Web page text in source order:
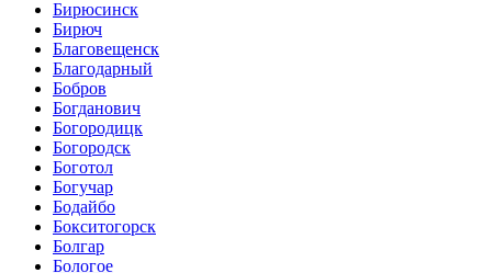
Бирюсинск
Бирюч
Благовещенск
Благодарный
Бобров
Богданович
Богородицк
Богородск
Боготол
Богучар
Бодайбо
Бокситогорск
Болгар
Бологое